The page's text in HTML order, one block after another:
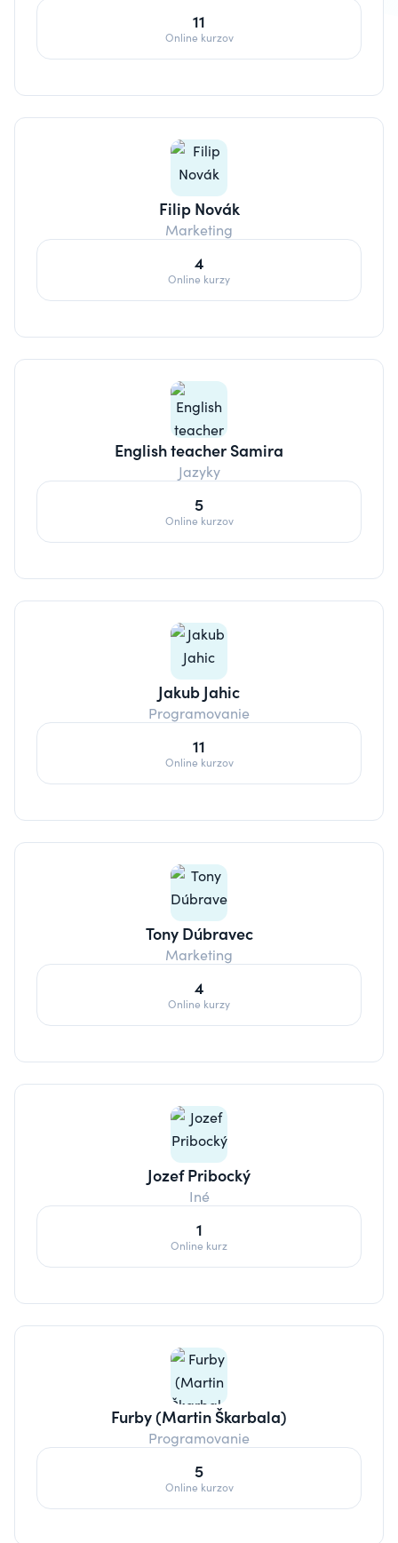
11
Online kurzov
Filip Novák
Marketing
4
Online kurzy
English teacher Samira
Jazyky
5
Online kurzov
Jakub Jahic
Programovanie
11
Online kurzov
Tony Dúbravec
Marketing
4
Online kurzy
Jozef Pribocký
Iné
1
Online kurz
Furby (Martin Škarbala)
Programovanie
5
Online kurzov